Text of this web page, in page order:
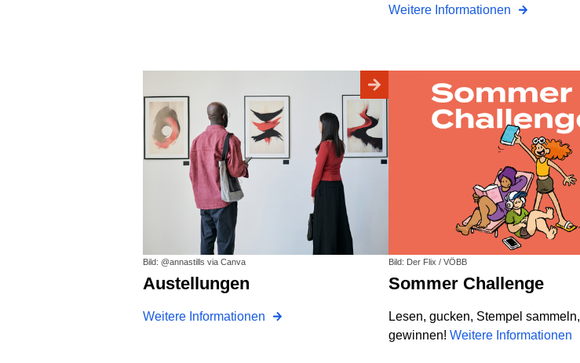
Weitere Informationen
Bild: @annastills via Canva
Austellungen
Weitere Informationen
Bild: Der Flix / VÖBB
Sommer Challenge
Lesen, gucken, Stempel sammeln,
gewinnen!Weitere Informationen